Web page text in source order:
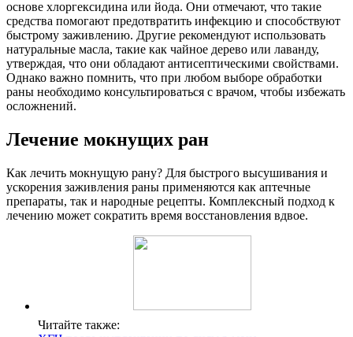
основе хлоргексидина или йода. Они отмечают, что такие
средства помогают предотвратить инфекцию и способствуют
быстрому заживлению. Другие рекомендуют использовать
натуральные масла, такие как чайное дерево или лаванду,
утверждая, что они обладают антисептическими свойствами.
Однако важно помнить, что при любом выборе обработки
раны необходимо консультироваться с врачом, чтобы избежать
осложнений.
Лечение мокнущих ран
Как лечить мокнущую рану? Для быстрого высушивания и
ускорения заживления раны применяются как аптечные
препараты, так и народные рецепты. Комплексный подход к
лечению может сократить время восстановления вдвое.
Читайте также: